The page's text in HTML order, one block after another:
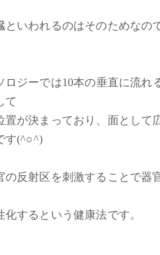
といわれるのはそのためなの
ロジーでは10本の垂直に流れ
て
置が決まっており、面として
す(^○^)
の反射区を刺激することで器
化するという健康法です。